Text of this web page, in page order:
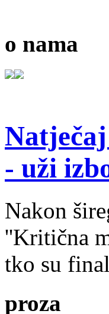
o nama
- uži
Nakon
''Kritična
tko su
proza